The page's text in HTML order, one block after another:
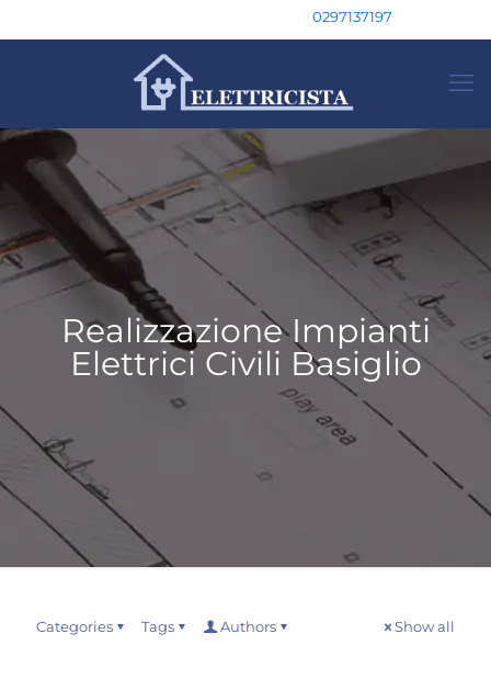
0297137197
Realizzazione Impianti
Elettrici Civili Basiglio
Categories Tags Authors Show all